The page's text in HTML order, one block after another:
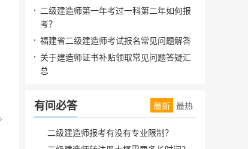
二级建造师第一年考过一科第二年如何报
考？
福建省二级建造师考试报名常见问题解答
关于建造师证书补贴领取常见问题答疑汇
总
有问必答 最新 最热
二级建造师报考有没有专业限制？